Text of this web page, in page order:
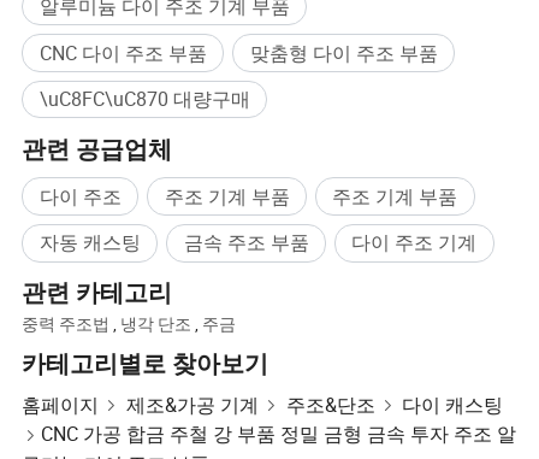
알루미늄 다이 주조 기계 부품
CNC 다이 주조 부품
맞춤형 다이 주조 부품
\uC8FC\uC870 대량구매
관련 공급업체
다이 주조 주조 기계 부품
주조 기계 부품
자동 캐스팅
금속 주조 부품 다이 주조 기계
관련 카테고리
중력 주조법 냉각 단조 주금
카테고리별로 찾아보기
홈페이지 제조&가공 기계 주조&단조
다이 캐스팅
CNC 가공 합금 주철 강 부품 정밀 금형 금속 투자 주조 알